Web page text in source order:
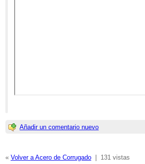
Añadir un comentario nuevo
« Volver a Acero de Corrugado| 131 vistas